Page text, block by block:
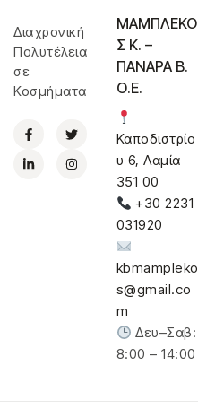
Διαχρονική
Πολυτέλεια
σε
Κοσμήματα
ΜΑΜΠΛΕΚΟ
Σ Κ. –
ΠΑΝΑΡΑ Β.
Ο.Ε.
Καποδιστρίο
υ 6, Λαμία
351 00
+30 2231
031920
kbmampleko
s@gmail.co
m
Δευ–Σαβ:
8:00 – 14:00